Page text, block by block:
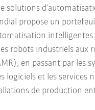
solutions
propose un
intelligentes
robots industriels aux
en passant par les
logiciels et les services
de production